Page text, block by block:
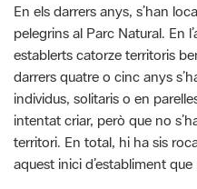
En els darrers anys, s’han
pelegrins al Parc Natural. En
establerts catorze territoris
darrers quatre o cinc anys
individus, solitaris o en
intentat criar, però que no
territori. En total, hi ha sis
aquest inici d’establiment